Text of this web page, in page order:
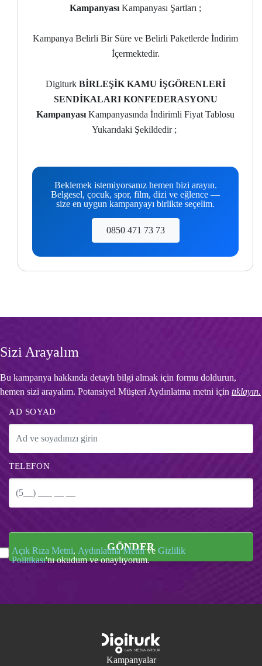
Kampanyası Kampanyası Şartları ;
Kampanya Belirli Bir Süre ve Belirli Paketlerde İndirim
İçermektedir.
Digiturk BİRLEŞİK KAMU İŞGÖRENLERİ
SENDİKALARI KONFEDERASYONU
Kampanyası Kampanyasında İndirimli Fiyat Tablosu
Yukarıdaki Şekildedir ;
Beklemek istemiyorsanız hemen bizi arayın.
Belgesel, çocuk, spor, film, dizi ve eğlence —
size en uygun kampanyayı birlikte seçelim.
0850 471 73 73
Sizi Arayalım
Bu kampanya hakkında detaylı bilgi almak için formu doldurun,
hemen sizi arayalım. Potansiyel Müşteri Aydınlatma metni için tıklayın.
AD SOYAD
TELEFON
GÖNDER
Açık Rıza Metni, Aydınlatma Metnive Gizlilik
Politikası'nı okudum ve onaylıyorum.
Kampanyalar